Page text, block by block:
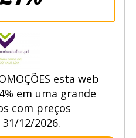
esta web
em uma grande
com preços
12/2026.